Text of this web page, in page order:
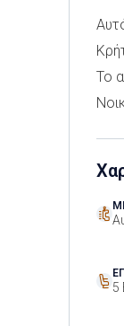
Το
5